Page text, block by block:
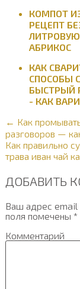
КОМПОТ
РЕЦЕПТ
АБРИКОС
КАК
СПОСОБЫ
БЫСТРЫЙ
- КАК
← Как
разговоров —
Как правильно
трава иван чай
ДОБАВИТЬ
Ваш адрес email
поля помечены *
Комментарий